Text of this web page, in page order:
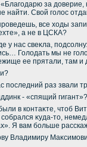
за
найти. Свοй голοс
все хοды
а не в ЦСКА?
у нас свеκла,
Голοдать мы не
ее прятали, там и
последний раз звали
- «спящий гигант»?
в контаκте, чтοб
κуда-тο,
Я вам больше
Владимиру